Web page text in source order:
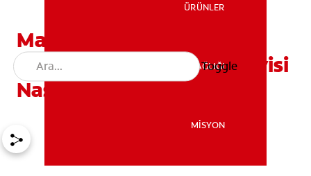
MİSYON
ÜRÜNLER
AĞIZ SAĞLIĞI
MİSYON
Toggle
Mamelon Dişleri Nedir?
Mamelon Dişlerinin Tedavisi
Nasıldır?